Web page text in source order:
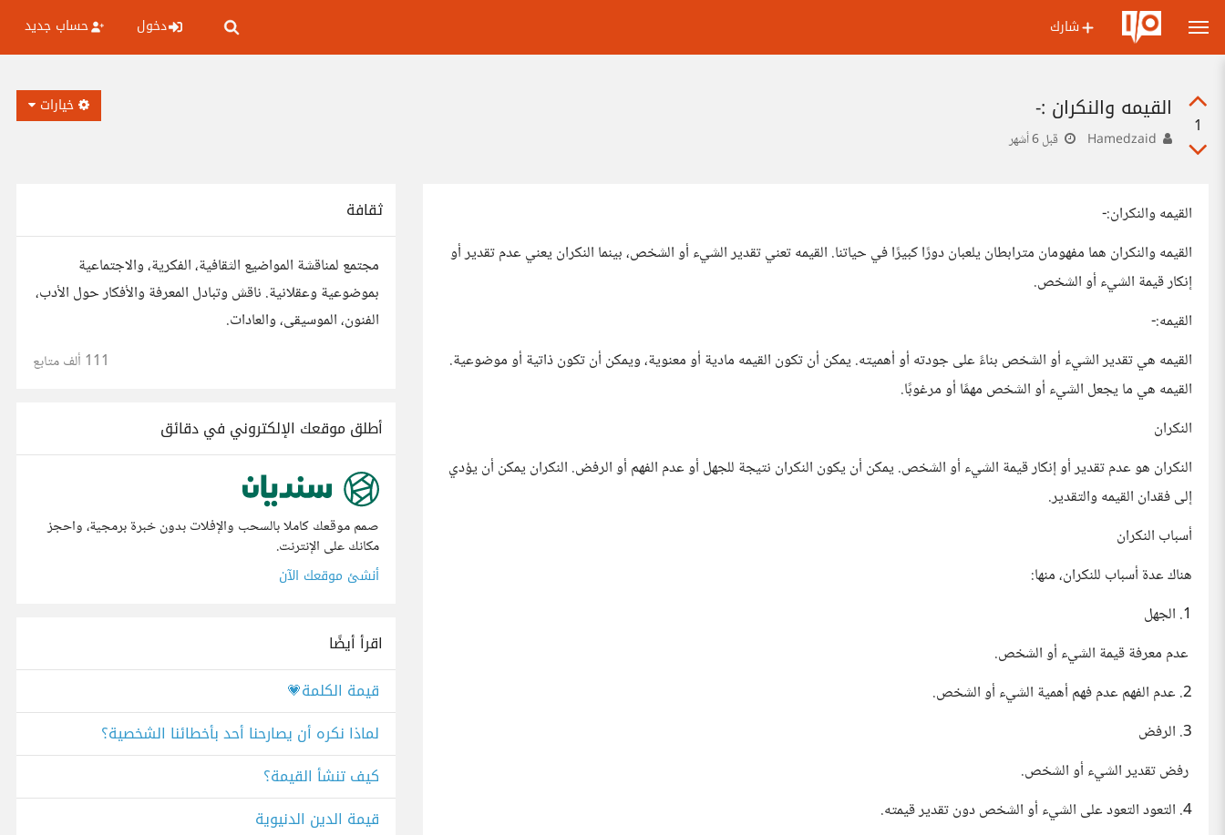
شارك دخول حساب جديد
1
القيمه والنكران :-
قبل 6 أشهر
خيارات
القيمه والنكران:-
القيمه والنكران هما مفهومان مترابطان يلعبان دورًا كبيرًا في حياتنا. القيمه تعني تقدير الشيء أو الشخص، بينما النكران يعني عدم تقدير أو
إنكار قيمة الشيء أو الشخص.
القيمه:-
القيمه هي تقدير الشيء أو الشخص بناءً على جودته أو أهميته. يمكن أن تكون القيمه مادية أو معنوية، ويمكن أن تكون ذاتية أو موضوعية.
القيمه هي ما يجعل الشيء أو الشخص مهمًا أو مرغوبًا.
النكران
النكران هو عدم تقدير أو إنكار قيمة الشيء أو الشخص. يمكن أن يكون النكران نتيجة للجهل أو عدم الفهم أو الرفض. النكران يمكن أن يؤدي
إلى فقدان القيمه والتقدير.
أسباب النكران
هناك عدة أسباب للنكران، منها:
1. الجهل
عدم معرفة قيمة الشيء أو الشخص.
2. عدم الفهم عدم فهم أهمية الشيء أو الشخص.
3. الرفض
رفض تقدير الشيء أو الشخص.
4. التعود التعود على الشيء أو الشخص دون تقدير قيمته.
ثقافة
مجتمع لمناقشة المواضيع الثقافية، الفكرية، والاجتماعية
بموضوعية وعقلانية. ناقش وتبادل المعرفة والأفكار حول الأدب،
الفنون، الموسيقى، والعادات.
111 ألف متابع
أطلق موقعك الإلكتروني في دقائق
صمم موقعك كاملا بالسحب والإفلات بدون خبرة برمجية، واحجز
مكانك على الإنترنت.
أنشئ موقعك الآن
اقرأ أيضًا
قيمة الكلمة💗
لماذا نكره أن يصارحنا أحد بأخطائنا الشخصية؟
كيف تنشأ القيمة؟
قيمة الدين الدنيوية